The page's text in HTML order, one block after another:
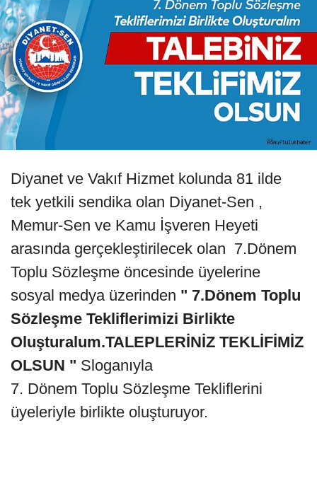
Diyanet ve Vakıf Hizmet kolunda 81 ilde
tek yetkili sendika olan Diyanet-Sen ,
Memur-Sen ve Kamu İşveren Heyeti
arasında gerçekleştirilecek olan 7.Dönem
Toplu Sözleşme öncesinde üyelerine
sosyal medya üzerinden " 7.Dönem Toplu
Sözleşme Tekliflerimizi Birlikte
Oluşturalum.TALEPLERİNİZ TEKLİFİMİZ
OLSUN " Sloganıyla
7. Dönem Toplu Sözleşme Tekliflerini
üyeleriyle birlikte oluşturuyor.